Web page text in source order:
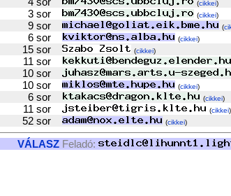
(cikkei)
3 sor (cikkei)
9 sor (
6 sor (cikkei)
15 sor (cikkei)
11 sor
10 sor
10 sor (cikkei)
6 sor (cikkei)
11 sor (cikkei)
52 sor (cikkei)
VÁLASZ Feladó: